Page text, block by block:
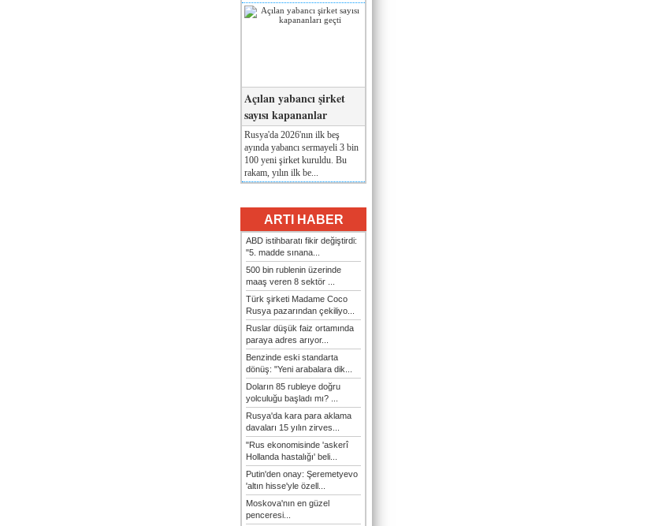
Açılan yabancı şirket
sayısı kapananlar
Rusya'da 2026'nın ilk beş
ayında yabancı sermayeli 3 bin
100 yeni şirket kuruldu. Bu
rakam, yılın ilk be...
ARTI HABER
ABD istihbaratı fikir değiştirdi:
"5. madde sınana...
500 bin rublenin üzerinde
maaş veren 8 sektör ...
Türk şirketi Madame Coco
Rusya pazarından çekiliyo...
Ruslar düşük faiz ortamında
paraya adres arıyor...
Benzinde eski standarta
dönüş: "Yeni arabalara dik...
Doların 85 rubleye doğru
yolculuğu başladı mı? ...
Rusya'da kara para aklama
davaları 15 yılın zirves...
"Rus ekonomisinde 'askerî
Hollanda hastalığı' beli...
Putin'den onay: Şeremetyevo
'altın hisse'yle özell...
Moskova'nın en güzel
penceresi...